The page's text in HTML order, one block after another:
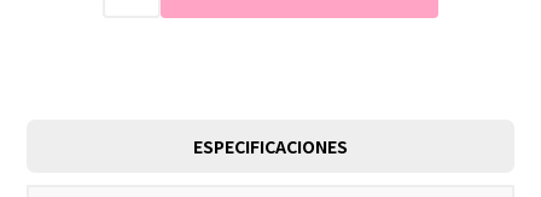
ESPECIFICACIONES